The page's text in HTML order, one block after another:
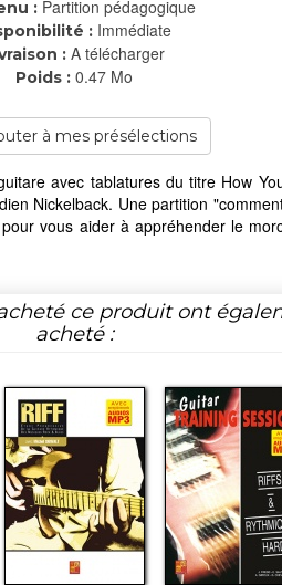
: Partition pédagogique
: Immédiate
: A télécharger
Poids : 0.47 Mo
à mes présélections
avec tablatures du titre How
Nickelback. Une partition
vous aider à appréhender le
ce produit ont
acheté :